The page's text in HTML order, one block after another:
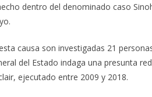
dentro del denominado caso
causa son investigadas 21
del Estado indaga una presunta
ejecutado entre 2009 y 2018.